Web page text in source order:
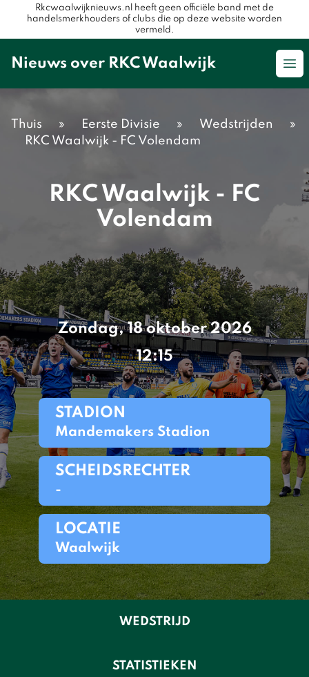
Rkcwaalwijknieuws.nl heeft geen officiële band met de
handelsmerkhouders of clubs die op deze website worden
vermeld.
Nieuws over RKC Waalwijk
Thuis » Eerste Divisie » Wedstrijden
»
RKC Waalwijk - FC Volendam
RKC Waalwijk - FC
Volendam
Zondag, 18 oktober 2026
12:15
STADION
Mandemakers Stadion
SCHEIDSRECHTER
-
LOCATIE
Waalwijk
WEDSTRIJD
STATISTIEKEN